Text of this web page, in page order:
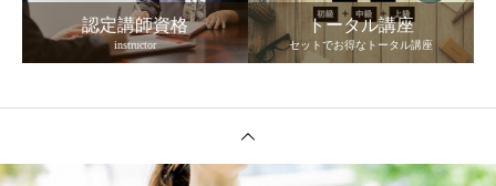
認定講師資格
instructor
トータル講座
セットでお得なトータル講座